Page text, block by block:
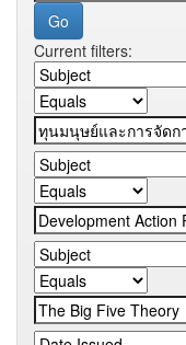
Current filters: